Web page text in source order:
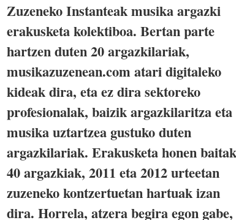
Zuzeneko Instanteak musika argazki
erakusketa kolektiboa. Bertan parte
hartzen duten 20 argazkilariak,
musikazuzenean.com atari digitaleko
kideak dira, eta ez dira sektoreko
profesionalak, baizik argazkilaritza eta
musika uztartzea gustuko duten
argazkilariak. Erakusketa honen
40 argazkiak, 2011 eta 2012 urteetan
zuzeneko kontzertuetan hartuak izan
dira. Horrela, atzera begira egon gabe,